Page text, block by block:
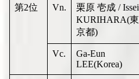
第2位 Vn.
栗原 壱成 / Issei
KURIHARA(東
京都)
Vc.
Ga-Eun
LEE(Korea)